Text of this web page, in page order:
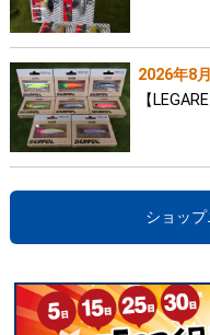
2026年8
【
ショッ